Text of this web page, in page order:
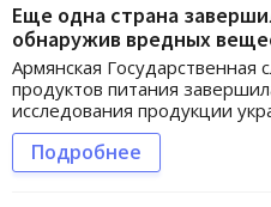
Еще одна страна
обнаружив вредных
Армянская Государственная
продуктов питания
исследования продукции
Подробнее